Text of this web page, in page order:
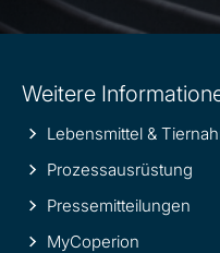
information
Weitere
Lebensmittel &
Prozessausrüstung
Pressemitteilungen
MyCoperion